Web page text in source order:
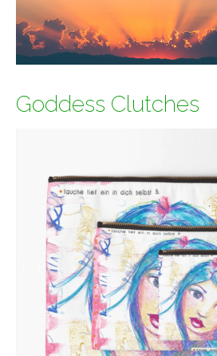
Goddess Clutches